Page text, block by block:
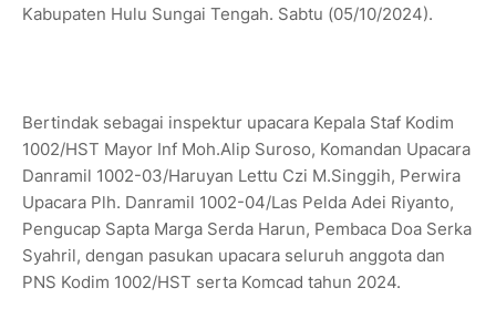
Kabupaten Hulu Sungai Tengah. Sabtu (05/10/2024).
Bertindak sebagai inspektur upacara Kepala Staf Kodim
1002/HST Mayor Inf Moh.Alip Suroso, Komandan Upacara
Danramil 1002-03/Haruyan Lettu Czi M.Singgih, Perwira
Upacara Plh. Danramil 1002-04/Las Pelda Adei Riyanto,
Pengucap Sapta Marga Serda Harun, Pembaca Doa Serka
Syahril, dengan pasukan upacara seluruh anggota dan
PNS Kodim 1002/HST serta Komcad tahun 2024.